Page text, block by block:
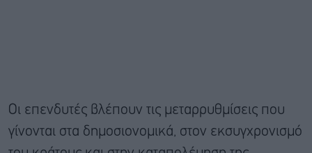
Οι επενδυτές βλέπουν τις μεταρρυθμίσεις που
γίνονται στα δημοσιονομικά, στον εκσυγχρονισμό